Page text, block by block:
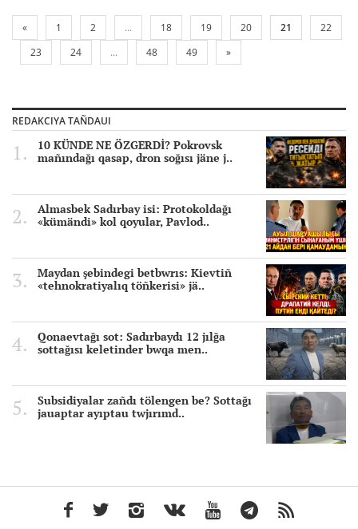
« 1 2 ... 18 19 20 21
22
23
24 ... 48 49 »
REDAKCIYA TAÑDAUI
10 KÜNDE NE ÖZGERDİ? Pokrovsk
mañındağı qasap, dron soğısı jäne j..
Almasbek Sadırbay isi: Protokoldağı
«kümändi» kol qoyular, Pavlod..
Maydan şebindegi betbwrıs: Kievtiñ
«tehnokratiyalıq töñkerisi» jä..
Qonaevtağı sot: Sadırbaydı 12 jılğa
sottağısı keletinder bwqa men..
Subsidiyalar zañdı tölengen be? Sottağı
jauaptar ayıptau twjırımd..